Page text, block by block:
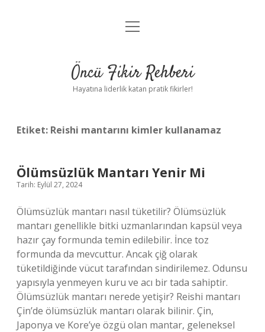
Anasayfa
Yasal Uyarı
menüyü
Öncü Fikir Rehberi
Hayatına liderlik katan pratik fikirler!
Etiket: Reishi mantarını kimler kullanamaz
Ölümsüzlük Mantarı Yenir Mi
Tarih: Eylül 27, 2024
Ölümsüzlük mantarı nasıl tüketilir? Ölümsüzlük
mantarı genellikle bitki uzmanlarından kapsül veya
hazır çay formunda temin edilebilir. İnce toz
formunda da mevcuttur. Ancak çiğ olarak
tüketildiğinde vücut tarafından sindirilemez. Odunsu
yapısıyla yenmeyen kuru ve acı bir tada sahiptir.
Ölümsüzlük mantarı nerede yetişir? Reishi mantarı
Çin’de ölümsüzlük mantarı olarak bilinir. Çin,
Japonya ve Kore’ye özgü olan mantar, geleneksel